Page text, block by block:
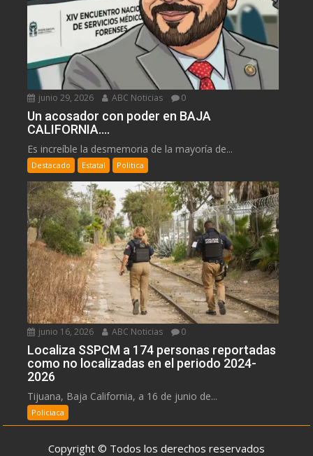
junio 29, 2026 ABC Noticias 0
Un acosador con poder en BAJA
CALIFORNIA….
Es increíble la desmemoria de la mayoría de...
Destacado Estatal Politica
junio 16, 2026 ABC Noticias 0
Localiza SSPCM a 174 personas reportadas
como no localizadas en el periodo 2024-
2026
Tijuana, Baja California, a 16 de junio de...
Policiaca
Copyright © Todos los derechos reservados